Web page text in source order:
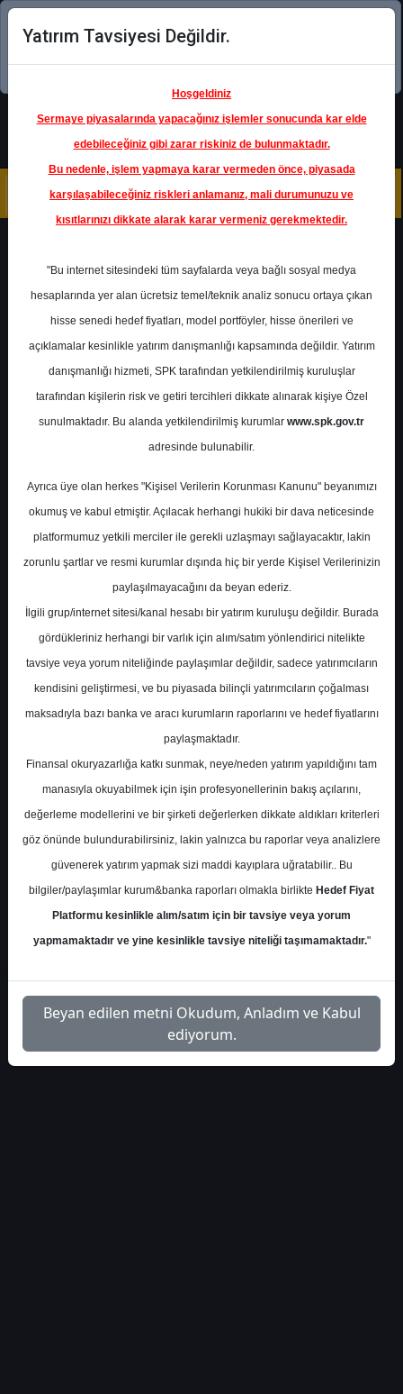
Şimdi uygulamayı indirin!
Ana Sayfa Raporlar
Oyak Yatırım
Rapor Detay
Günlük Hisse Önerileri
Oyak Yatırım 03 Eylül 2025
BIST100 ve Dolar/TL Teknik Analiz
S.No Dosya Adı İndir
1
oyak-yatirim-teknik-analiz-ve-
hisse-onerileri-5652
İlgili
Dosyayı
1
Yatırım Tavsiyesi Değildir.
Hoşgeldiniz
Sermaye piyasalarında yapacağınız işlemler sonucunda kar elde
edebileceğiniz gibi zarar riskiniz de bulunmaktadır.
Bu nedenle, işlem yapmaya karar vermeden önce, piyasada
karşılaşabileceğiniz riskleri anlamanız, mali durumunuzu ve
kısıtlarınızı dikkate alarak karar vermeniz gerekmektedir.
"Bu internet sitesindeki tüm sayfalarda veya bağlı sosyal medya
hesaplarında yer alan ücretsiz temel/teknik analiz sonucu ortaya çıkan
hisse senedi hedef fiyatları, model portföyler, hisse önerileri ve
açıklamalar kesinlikle yatırım danışmanlığı kapsamında değildir. Yatırım
danışmanlığı hizmeti, SPK tarafından yetkilendirilmiş kuruluşlar
tarafından kişilerin risk ve getiri tercihleri dikkate alınarak kişiye Özel
sunulmaktadır. Bu alanda yetkilendirilmiş kurumlar www.spk.gov.tr
adresinde bulunabilir.
Ayrıca üye olan herkes "Kişisel Verilerin Korunması Kanunu" beyanımızı
okumuş ve kabul etmiştir. Açılacak herhangi hukiki bir dava neticesinde
platformumuz yetkili merciler ile gerekli uzlaşmayı sağlayacaktır, lakin
zorunlu şartlar ve resmi kurumlar dışında hiç bir yerde Kişisel Verilerinizin
paylaşılmayacağını da beyan ederiz.
İlgili grup/internet sitesi/kanal hesabı bir yatırım kuruluşu değildir. Burada
gördükleriniz herhangi bir varlık için alım/satım yönlendirici nitelikte
tavsiye veya yorum niteliğinde paylaşımlar değildir, sadece yatırımcıların
kendisini geliştirmesi, ve bu piyasada bilinçli yatırımcıların çoğalması
maksadıyla bazı banka ve aracı kurumların raporlarını ve hedef fiyatlarını
paylaşmaktadır.
Finansal okuryazarlığa katkı sunmak, neye/neden yatırım yapıldığını tam
manasıyla okuyabilmek için işin profesyonellerinin bakış açılarını,
değerleme modellerini ve bir şirketi değerlerken dikkate aldıkları kriterleri
göz önünde bulundurabilirsiniz, lakin yalnızca bu raporlar veya analizlere
güvenerek yatırım yapmak sizi maddi kayıplara uğratabilir.. Bu
bilgiler/paylaşımlar kurum&banka raporları olmakla birlikte Hedef Fiyat
Platformu kesinlikle alım/satım için bir tavsiye veya yorum
yapmamaktadır ve yine kesinlikle tavsiye niteliği taşımamaktadır."
Beyan edilen metni Okudum, Anladım ve Kabul
ediyorum.